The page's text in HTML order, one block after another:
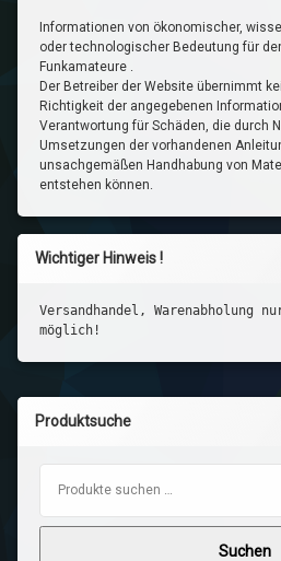
Informationen von ökonomischer,
oder technologischer Bedeutung für
Funkamateure .
Der Betreiber der Website übernimmt
Richtigkeit der angegebenen
Verantwortung für Schäden, die durch
Umsetzungen der vorhandenen
unsachgemäßen Handhabung von
entstehen können.
Wichtiger Hinweis !
Versandhandel, Warenabholung
möglich!
Produktsuche
Suchen